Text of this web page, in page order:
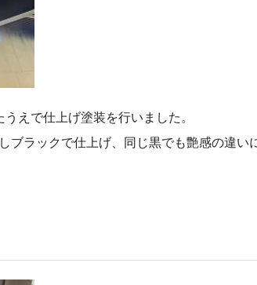
えで仕上げ塗装を行いました。
ブラックで仕上げ、同じ黒でも艶感の違い